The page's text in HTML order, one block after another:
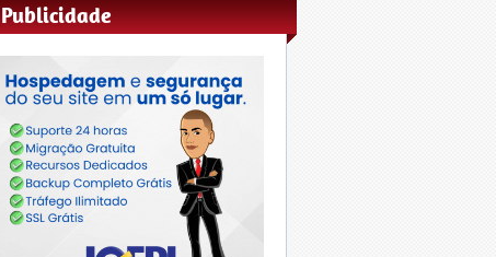
Publicidade